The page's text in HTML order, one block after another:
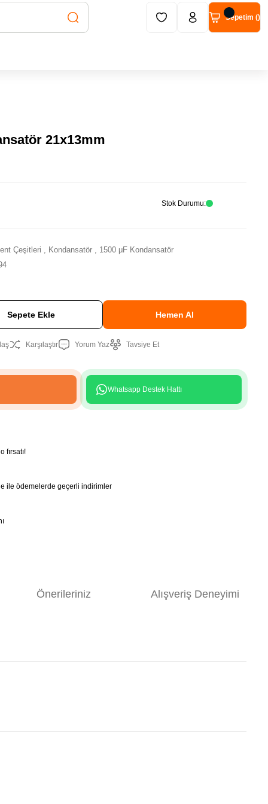
Sepetim ()
21x13mm
Stok Durumu
Çeşitleri , Kondansatör , 1500 μF Kondansatör
Sepete Ekle Hemen Al
Karşılaştır Yorum Yaz Tavsiye Et
Whatsapp Destek Hattı
fırsatı!
ile ödemelerde geçerli indirimler
Önerileriniz Alışveriş Deneyimi